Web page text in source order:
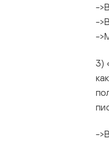
-
-
-
3)
-